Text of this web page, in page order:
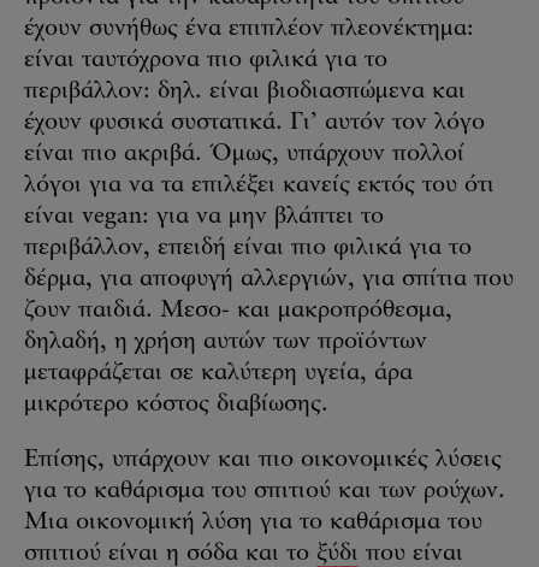
έχουν συνήθως ένα επιπλέον πλεονέκτημα:
είναι ταυτόχρονα πιο φιλικά για το
περιβάλλον: δηλ. είναι βιοδιασπώμενα και
έχουν φυσικά συστατικά. Γι’ αυτόν τον λόγο
είναι πιο ακριβά. Όμως, υπάρχουν πολλοί
λόγοι για να τα επιλέξει κανείς εκτός του ότι
είναι vegan: για να μην βλάπτει το
περιβάλλον, επειδή είναι πιο φιλικά για το
δέρμα, για αποφυγή αλλεργιών, για σπίτια που
ζουν παιδιά. Μεσο- και μακροπρόθεσμα,
δηλαδή, η χρήση αυτών των προϊόντων
μεταφράζεται σε καλύτερη υγεία, άρα
μικρότερο κόστος διαβίωσης.
Επίσης, υπάρχουν και πιο οικονομικές λύσεις
για το καθάρισμα του σπιτιού και των ρούχων.
Μια οικονομική λύση για το καθάρισμα του
σπιτιού είναι η σόδα και το ξύδι που είναι